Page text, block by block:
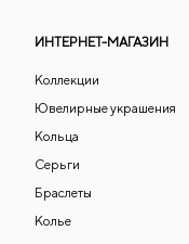
ИНТЕРНЕТ-МАГАЗИН
Коллекции
Ювелирные украшения
Кольца
Серьги
Браслеты
Колье